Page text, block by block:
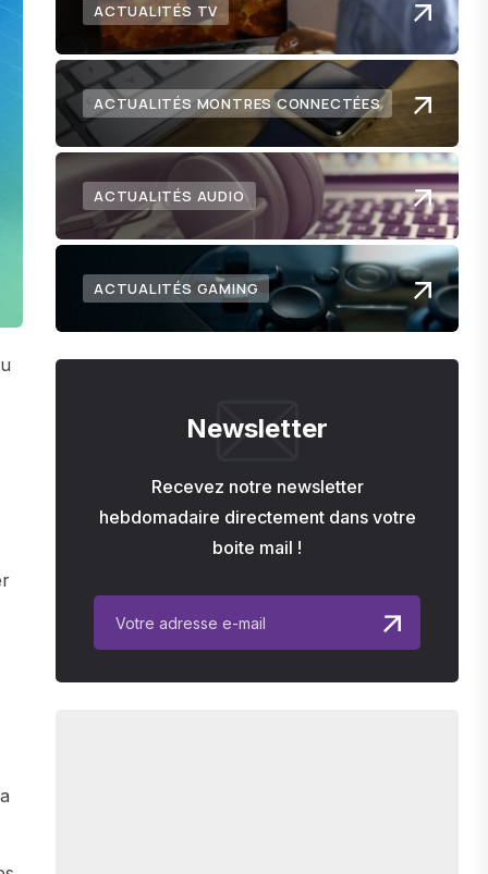
ACTUALITÉS TV
ACTUALITÉS MONTRES CONNECTÉES
ACTUALITÉS AUDIO
ACTUALITÉS GAMING
Newsletter
Recevez notre newsletter
hebdomadaire directement dans votre
boite mail !